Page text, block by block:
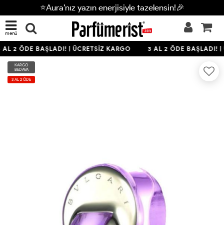
⭐Aura’nız yazın enerjisiyle tazelensin!🎉
menü
2 ÖDE BAŞLADI! | ÜCRETSİZ KARGO 3 AL 2 ÖDE BAŞLADI! |
KARGO
BEDAVA
3 AL 2 ÖDE